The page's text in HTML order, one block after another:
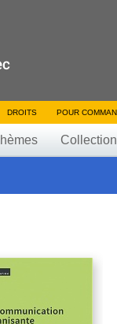
DROITS POUR